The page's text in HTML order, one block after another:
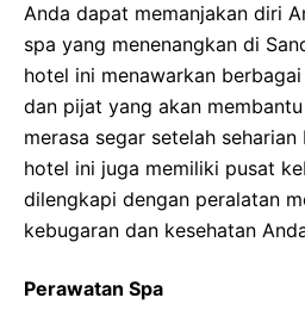
Anda dapat memanjakan diri
spa yang menenangkan di
hotel ini menawarkan
dan pijat yang akan
merasa segar setelah
hotel ini juga memiliki pusat
dilengkapi dengan peralatan
kebugaran dan kesehatan
Perawatan Spa